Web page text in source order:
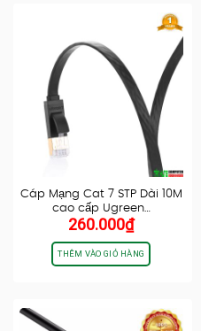
Cáp Mạng Cat 7 STP Dài 10M
cao cấp Ugreen…
260.000₫
THÊM VÀO GIỎ HÀNG